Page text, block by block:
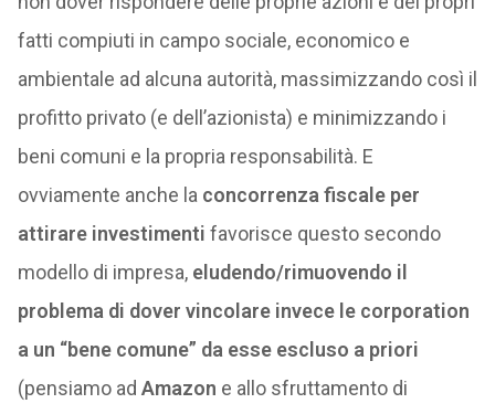
fatti compiuti in campo sociale, economico e
ambientale ad alcuna autorità, massimizzando così il
profitto privato (e dell’azionista) e minimizzando i
beni comuni e la propria responsabilità. E
ovviamente anche la concorrenza fiscale per
attirare investimenti favorisce questo secondo
modello di impresa, eludendo/rimuovendo il
problema di dover vincolare invece le corporation
a un “bene comune” da esse escluso a priori
(pensiamo ad Amazon e allo sfruttamento di